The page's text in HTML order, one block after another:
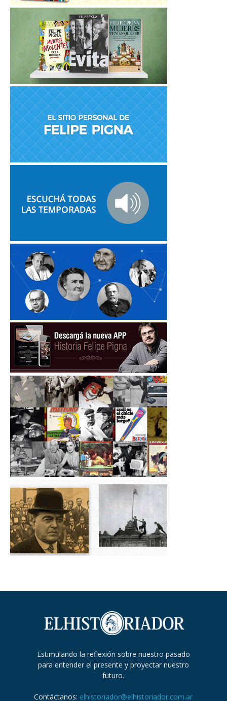
Estimulando la reflexión sobre nuestro pasado
para entender el presente y proyectar nuestro
futuro.
Contáctanos: elhistoriador@elhistoriador.com.ar